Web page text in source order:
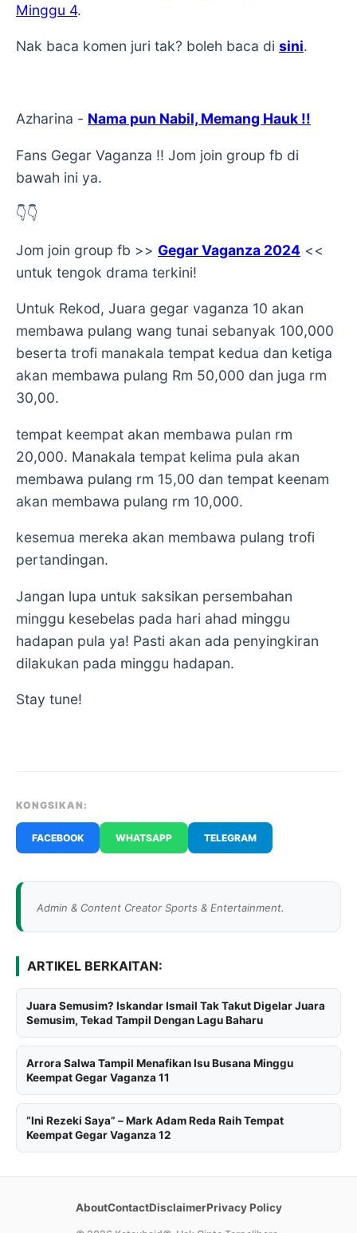
Minggu 4.
Nak baca komen juri tak? boleh baca di sini.
Azharina - Nama pun Nabil, Memang Hauk !!
Fans Gegar Vaganza !! Jom join group fb di
bawah ini ya.
👇👇
Jom join group fb >> Gegar Vaganza 2024 <<
untuk tengok drama terkini!
Untuk Rekod, Juara gegar vaganza 10 akan
membawa pulang wang tunai sebanyak 100,000
beserta trofi manakala tempat kedua dan ketiga
akan membawa pulang Rm 50,000 dan juga rm
30,00.
tempat keempat akan membawa pulan rm
20,000. Manakala tempat kelima pula akan
membawa pulang rm 15,00 dan tempat keenam
akan membawa pulang rm 10,000.
kesemua mereka akan membawa pulang trofi
pertandingan.
Jangan lupa untuk saksikan persembahan
minggu kesebelas pada hari ahad minggu
hadapan pula ya! Pasti akan ada penyingkiran
dilakukan pada minggu hadapan.
Stay tune!
KONGSIKAN:
FACEBOOK WHATSAPP TELEGRAM
Admin & Content Creator Sports & Entertainment.
ARTIKEL BERKAITAN:
Juara Semusim? Iskandar Ismail Tak Takut Digelar Juara
Semusim, Tekad Tampil Dengan Lagu Baharu
Arrora Salwa Tampil Menafikan Isu Busana Minggu
Keempat Gegar Vaganza 11
“Ini Rezeki Saya” – Mark Adam Reda Raih Tempat
Keempat Gegar Vaganza 12
AboutContactDisclaimerPrivacy Policy